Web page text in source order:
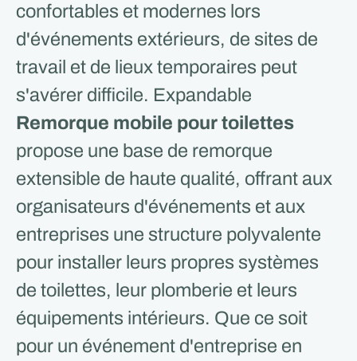
confortables et modernes lors
d'événements extérieurs, de sites de
travail et de lieux temporaires peut
s'avérer difficile. Expandable
Remorque mobile pour toilettes
propose une base de remorque
extensible de haute qualité, offrant aux
organisateurs d'événements et aux
entreprises une structure polyvalente
pour installer leurs propres systèmes
de toilettes, leur plomberie et leurs
équipements intérieurs. Que ce soit
pour un événement d'entreprise en